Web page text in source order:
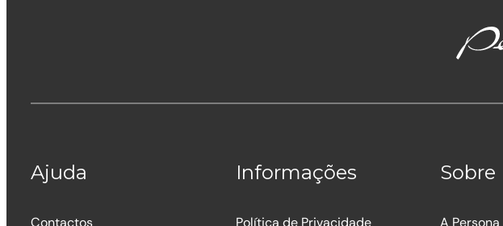
Ajuda
Contactos
Informações
Política de Privacidade
Sobre
A Persona